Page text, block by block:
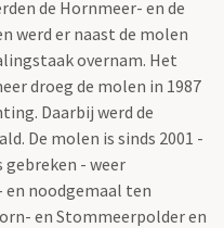
de Hornmeer- en de
werd er naast de molen
overnam. Het
droeg de molen in 1987
Daarbij werd de
De molen is sinds 2001 -
gebreken - weer
noodgemaal ten
en Stommeerpolder en